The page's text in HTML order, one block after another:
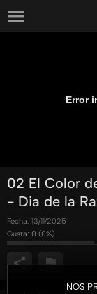
NOS
Error
02 El Color
- Dia de la
Fecha: 13/11/2025
Gusta: 0 (0%)